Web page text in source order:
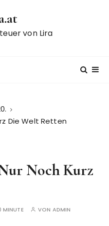
von Lira
Die Welt Retten
Noch Kurz
MINUTE VON ADMIN